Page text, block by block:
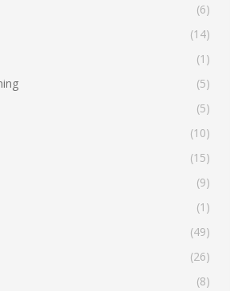
(6)
(14)
(1)
(5)
(5)
(10)
(15)
(9)
(1)
(49)
(26)
(8)